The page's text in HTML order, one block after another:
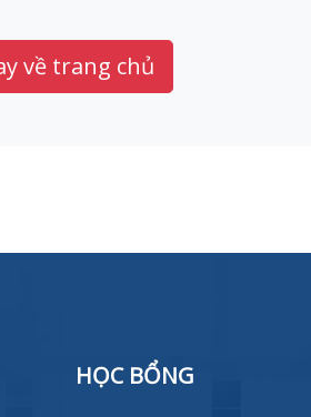
về trang chủ
HỌC BỔNG